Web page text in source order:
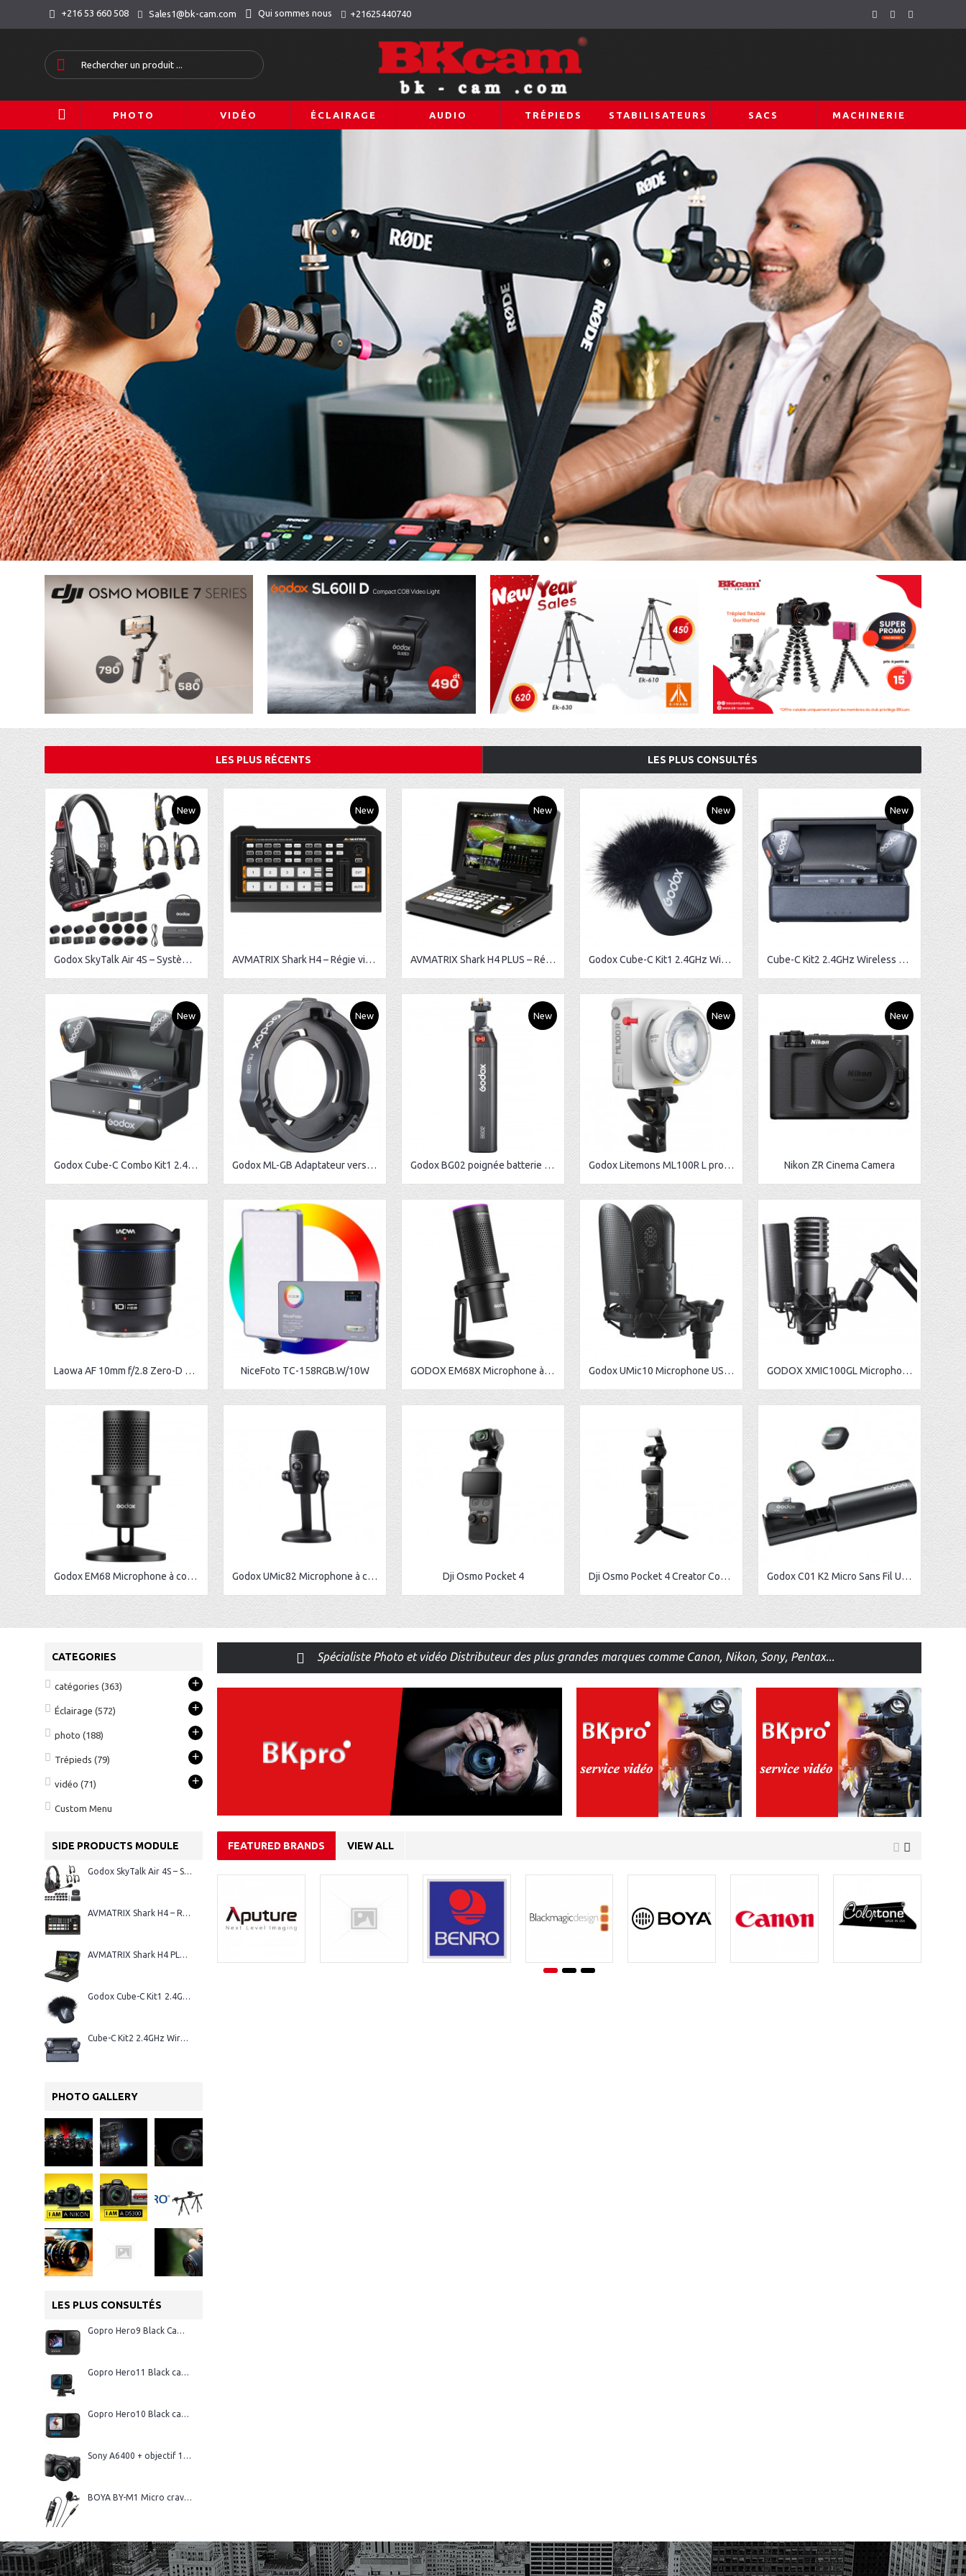
+216 53 660 508 Sales1@bk-cam.com Qui sommes nous +21625440740
PHOTO VIDÉO ÉCLAIRAGE AUDIO TRÉPIEDS STABILISATEURS SACS MACHINERIE
LES PLUS RÉCENTS LES PLUS CONSULTÉS
New
Godox SkyTalk Air 4S – Système d’intercom sans fil Full-Duplex
New
AVMATRIX Shark H4 – Régie vidéo HDMI 4 canaux
New
AVMATRIX Shark H4 PLUS – Régie vidéo HDMI 4 canaux
New
Godox Cube-C Kit1 2.4GHz Wireless Microphone
New
Cube-C Kit2 2.4GHz Wireless Microphone
New
Godox Cube-C Combo Kit1 2.4GHz Wireless Microphone
New
Godox ML-GB Adaptateur vers Bowens pour ML60IIBI/ML100BI/ML100R/ad300pro
New
Godox BG02 poignée batterie pour ML60 / ML100Bi
New
Godox Litemons ML100R L projecteur LED RGB 120W
New
Nikon ZR Cinema Camera
Laowa AF 10mm f/2.8 Zero-D FF monture Sony E NiceFoto TC-158RGB.W/10W GODOX EM68X Microphone à Condensateur Cardioïde + Anneau RGB Godox UMic10 Microphone USB à condensateur cardioïde avec suspension antichoc et filtre anti-pop GODOX XMIC100GL Microphone à Condensateur Cardioïde
Godox EM68 Microphone à condensateur USB RGB pour E-Sport Godox UMic82 Microphone à condensateur USB Dji Osmo Pocket 4 Dji Osmo Pocket 4 Creator Combo Godox C01 K2 Micro Sans Fil USB-C Double – 2.4GHz | Portée 200m
CATEGORIES
catégories (363) +
Éclairage (572) +
photo (188) +
Trépieds (79) +
vidéo (71) +
Custom Menu
SIDE PRODUCTS MODULE
Godox SkyTalk Air 4S – Système d’intercom sans fil Full-Duplex
AVMATRIX Shark H4 – Régie vidéo HDMI 4 canaux
AVMATRIX Shark H4 PLUS – Régie vidéo HDMI 4 canaux
Godox Cube-C Kit1 2.4GHz Wireless Microphone
Cube-C Kit2 2.4GHz Wireless Microphone
PHOTO GALLERY
LES PLUS CONSULTÉS
Gopro Hero9 Black Caméra d'action
Gopro Hero11 Black caméra d'action
Gopro Hero10 Black caméra d'action
Sony A6400 + objectif 16-50 mm
BOYA BY-M1 Micro cravate professionnel avec connecteur TRRS
Spécialiste Photo et vidéo Distributeur des plus grandes marques comme Canon, Nikon, Sony, Pentax...
FEATURED BRANDS VIEW ALL